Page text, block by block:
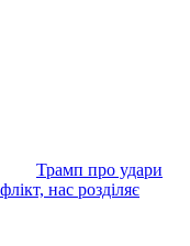
Трамп про удари
нас розділяє